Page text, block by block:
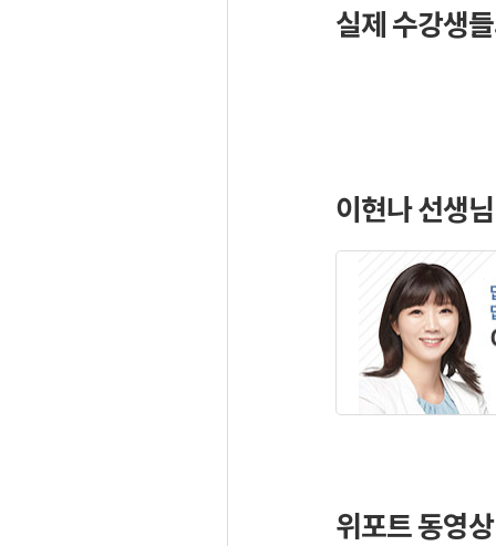
실제 수강생
이현나 선생
위포트 동영